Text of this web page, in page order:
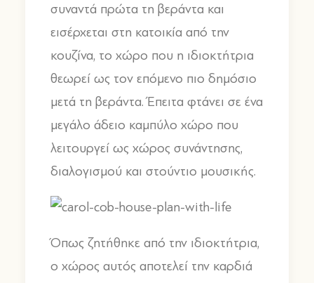
συναντά πρώτα τη βεράντα και
εισέρχεται στη κατοικία από την
κουζίνα, το χώρο που η ιδιοκτήτρια
θεωρεί ως τον επόμενο πιο δημόσιο
μετά τη βεράντα. Έπειτα φτάνει σε ένα
μεγάλο άδειο καμπύλο χώρο που
λειτουργεί ως χώρος συνάντησης,
διαλογισμού και στούντιο μουσικής.
Όπως ζητήθηκε από την ιδιοκτήτρια,
ο χώρος αυτός αποτελεί την καρδιά